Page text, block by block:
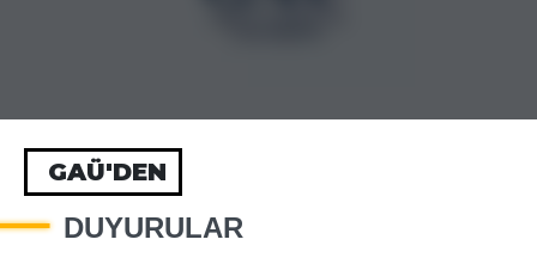
GAÜ'DEN
DUYURULAR